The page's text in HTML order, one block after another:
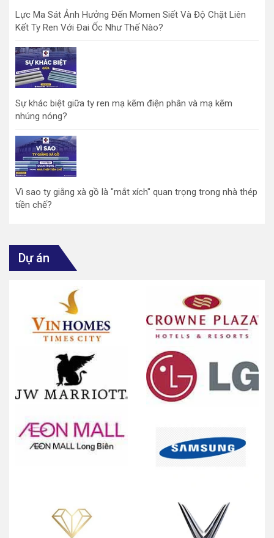
Lực Ma Sát Ảnh Hưởng Đến Momen Siết Và Độ Chặt Liên
Kết Ty Ren Với Đai Ốc Như Thế Nào?
Sự khác biệt giữa ty ren mạ kẽm điện phân và mạ kẽm
nhúng nóng?
Vì sao ty giằng xà gồ là "mắt xích" quan trọng trong nhà thép
tiền chế?
Dự án